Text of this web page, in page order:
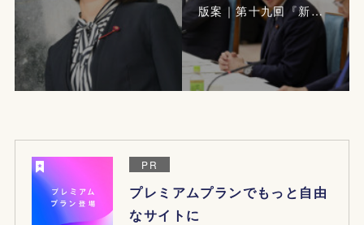
版案｜第十九回『新…
PR
プレミアムプランでもっと自由
なサイトに